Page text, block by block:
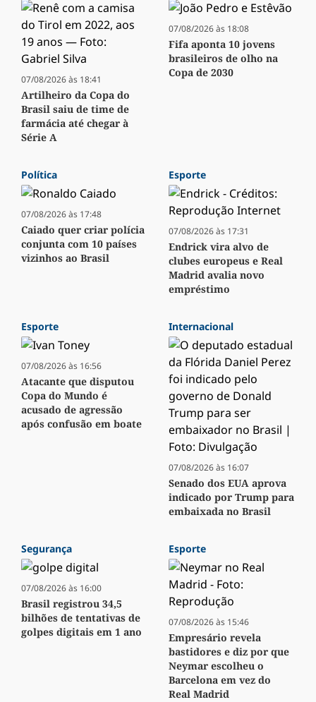
07/08/2026 às 18:41
Artilheiro da Copa do
Brasil saiu de time de
farmácia até chegar à
Série A
07/08/2026 às 18:08
Fifa aponta 10 jovens
brasileiros de olho na
Copa de 2030
Política
07/08/2026 às 17:48
Caiado quer criar polícia
conjunta com 10 países
vizinhos ao Brasil
Esporte
07/08/2026 às 17:31
Endrick vira alvo de
clubes europeus e Real
Madrid avalia novo
empréstimo
Esporte
07/08/2026 às 16:56
Atacante que disputou
Copa do Mundo é
acusado de agressão
após confusão em boate
Internacional
07/08/2026 às 16:07
Senado dos EUA aprova
indicado por Trump para
embaixada no Brasil
Segurança
07/08/2026 às 16:00
Brasil registrou 34,5
bilhões de tentativas de
golpes digitais em 1 ano
Esporte
07/08/2026 às 15:46
Empresário revela
bastidores e diz por que
Neymar escolheu o
Barcelona em vez do
Real Madrid